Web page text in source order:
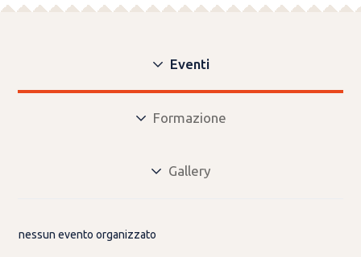
Eventi
Formazione
Gallery
nessun evento organizzato